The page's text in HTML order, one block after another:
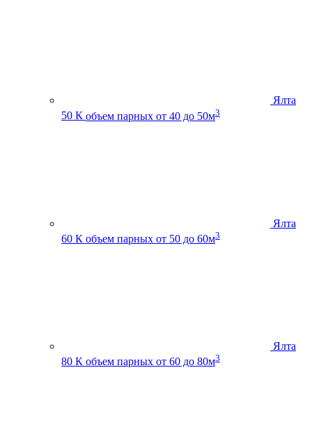
Ялта
50 К объем парных от 40 до 50м3
Ялта
60 К объем парных от 50 до 60м3
Ялта
80 К объем парных от 60 до 80м3